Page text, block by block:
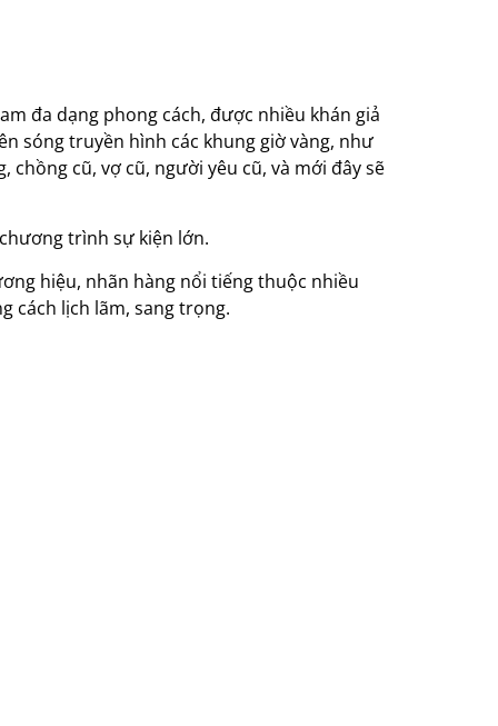
đa dạng phong cách, được nhiều khán giả
sóng truyền hình các khung giờ vàng, như
cũ, vợ cũ, người yêu cũ, và mới đây sẽ
trình sự kiện lớn.
hiệu, nhãn hàng nổi tiếng thuộc nhiều
cách lịch lãm, sang trọng.